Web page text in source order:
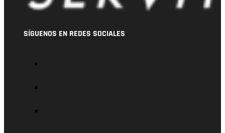
SÍGUENOS EN REDES SOCIALES